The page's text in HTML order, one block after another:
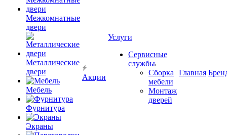
Межкомнатные
двери
Металлические
двери
Мебель
Фурнитура
Экраны
Акции
Услуги
Сервисные
службы
Сборка
мебели
Монтаж
дверей
Главная